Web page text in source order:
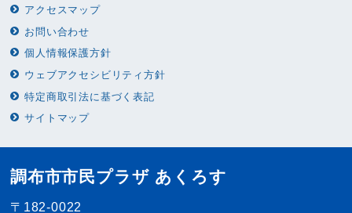
アクセスマップ
お問い合わせ
個人情報保護方針
ウェブアクセシビリティ方針
特定商取引法に基づく表記
サイトマップ
調布市市民プラザ あくろす
〒182-0022